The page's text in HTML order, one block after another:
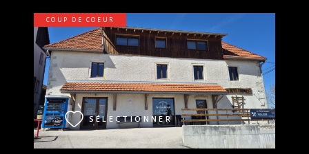
COUP DE COEUR
SÉLECTIONNER
VOIR LE BIEN